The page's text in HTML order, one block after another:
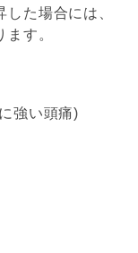
た場合には、
す。
強い頭痛)